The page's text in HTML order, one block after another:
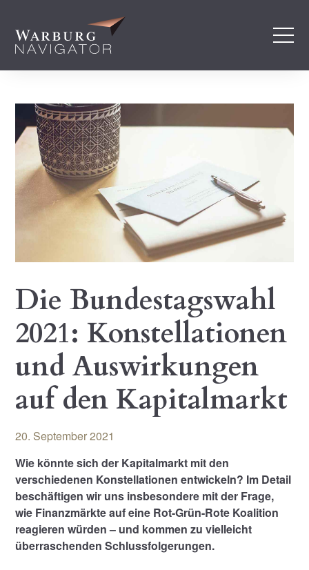
Die Bundestagswahl
2021: Konstellationen
und Auswirkungen
auf den Kapitalmarkt
20. September 2021
Wie könnte sich der Kapitalmarkt mit den
verschiedenen Konstellationen entwickeln? Im Detail
beschäftigen wir uns insbesondere mit der Frage,
wie Finanzmärkte auf eine Rot-Grün-Rote Koalition
reagieren würden – und kommen zu vielleicht
überraschenden Schlussfolgerungen.